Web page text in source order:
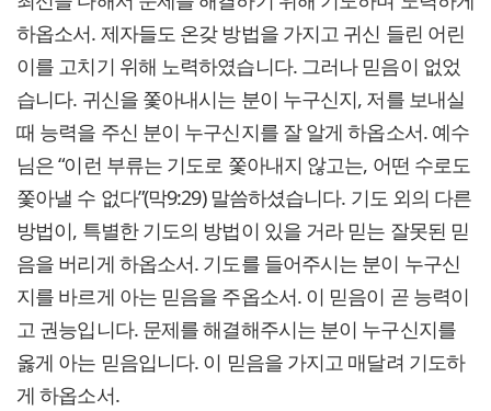
하옵소서. 제자들도 온갖 방법을 가지고 귀신 들린 어린
이를 고치기 위해 노력하였습니다. 그러나 믿음이 없었
습니다. 귀신을 쫓아내시는 분이 누구신지, 저를 보내실
때 능력을 주신 분이 누구신지를 잘 알게 하옵소서. 예수
님은 “이런 부류는 기도로 쫓아내지 않고는, 어떤 수로도
쫓아낼 수 없다”(막9:29) 말씀하셨습니다. 기도 외의 다른
방법이, 특별한 기도의 방법이 있을 거라 믿는 잘못된 믿
음을 버리게 하옵소서. 기도를 들어주시는 분이 누구신
지를 바르게 아는 믿음을 주옵소서. 이 믿음이 곧 능력이
고 권능입니다. 문제를 해결해주시는 분이 누구신지를
옳게 아는 믿음입니다. 이 믿음을 가지고 매달려 기도하
게 하옵소서.